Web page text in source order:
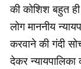
की कोशिश बहुत ही
लोग माननीय
करवाने की गंदी
देकर